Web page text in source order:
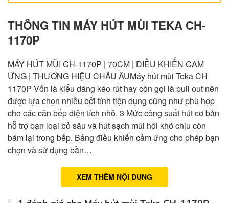
THÔNG TIN MÁY HÚT MÙI TEKA CH-
1170P
MÁY HÚT MÙI CH-1170P | 70CM | ĐIỀU KHIỂN CẢM
ỨNG | THƯƠNG HIỆU CHÂU ÂUMáy hút mùi Teka CH
1170P Vốn là kiểu dáng kéo rút hay còn gọi là pull out nên
được lựa chọn nhiều bởi tính tiện dụng cũng như phù hợp
cho các căn bếp diện tích nhỏ. 3 Mức công suất hút cơ bản
hỗ trợ bạn loại bỏ sâu và hút sạch mùi hôi khó chịu còn
bám lại trong bếp. Bảng điều khiển cảm ứng cho phép bạn
chọn và sử dụng bằn…
XEM THÊM NỘI DUNG